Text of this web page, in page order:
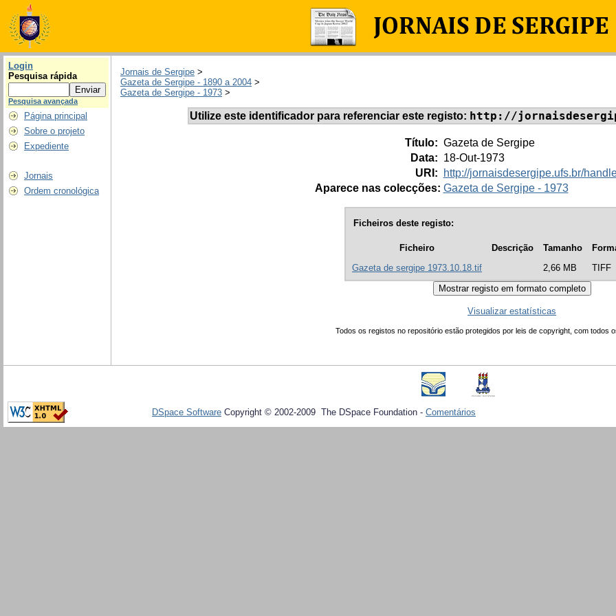
Login
Pesquisa rápida
Pesquisa avançada
Página principal
Sobre o projeto
Expediente
Jornais
Ordem cronológica
Jornais de Sergipe >
Gazeta de Sergipe - 1890 a 2004 >
Gazeta de Sergipe - 1973 >
Utilize este identificador para referenciar este registo: http://
Título: Gazeta de Sergipe
Data: 18-Out-1973
URI:
http://jornaisdesergipe.ufs.br/
Aparece nas colecções: Gazeta de Sergipe - 1973
Ficheiros deste registo:
Ficheiro Descrição Tamanho
Gazeta de sergipe 1973.10.18.tif
2,66 MB TIFF
Visualizar estatísticas
Todos os registos no repositório estão protegidos por leis de copyright, com todos
DSpace Software Copyright © 2002-2009 The DSpace Foundation - Comentários